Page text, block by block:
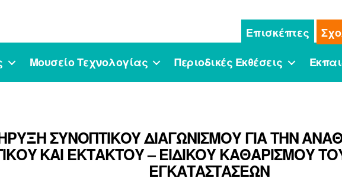
Επισκέπτες
Μουσείο Τεχνολογίας Περιοδικές Εκθέσεις
ΣΥΝΟΠΤΙΚΟΥ ΔΙΑΓΩΝΙΣΜΟΥ ΓΙΑ ΤΗΝ
ΚΑΙ ΕΚΤΑΚΤΟΥ – ΕΙΔΙΚΟΥ ΚΑΘΑΡΙΣΜΟΥ
ΕΓΚΑΤΑΣΤΑΣΕΩΝ